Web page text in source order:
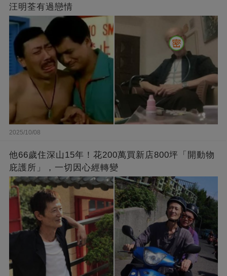
汪明荃有過戀情
2025/10/08
他66歲住深山15年！花200萬買新店800坪「開動物
庇護所」，一切因心經轉變